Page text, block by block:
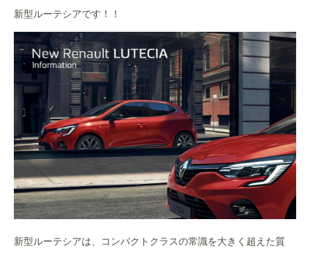
新型ルーテシアです！！
新型ルーテシアは、コンパクトクラスの常識を大きく超えた質